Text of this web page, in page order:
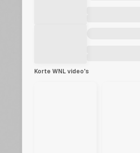
Korte WNL video's